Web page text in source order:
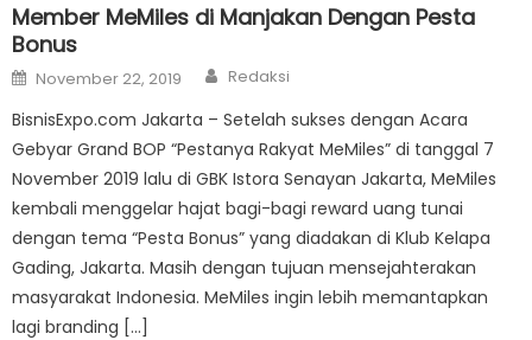
Member MeMiles di Manjakan Dengan Pesta
Bonus
Posted
on
November 22, 2019 Author
Redaksi
BisnisExpo.com Jakarta – Setelah sukses dengan Acara
Gebyar Grand BOP “Pestanya Rakyat MeMiles” di tanggal 7
November 2019 lalu di GBK Istora Senayan Jakarta, MeMiles
kembali menggelar hajat bagi-bagi reward uang tunai
dengan tema “Pesta Bonus” yang diadakan di Klub Kelapa
Gading, Jakarta. Masih dengan tujuan mensejahterakan
masyarakat Indonesia. MeMiles ingin lebih memantapkan
lagi branding […]